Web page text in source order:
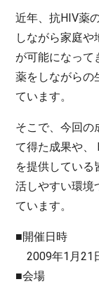
近年、抗HIV薬
しながら家庭や
が可能になって
薬をしながらの
ています。
そこで、今回の
て得た成果や、
を提供している
活しやすい環境
ています。
■開催日時
2009年1月21
■会場